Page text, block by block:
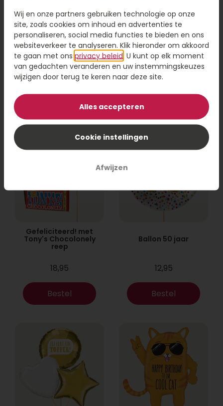
Ballon 40 jaar
12,95
Ballon Pensioen
12,95
Gefeliciteerd! met
Tony's Chocolonely
reep
18,95
Bestel
Ballon 50 jaar
12,95
Bestel
Wij en onze partners gebruiken technologie op onze
site, zoals cookies om inhoud en advertenties te
personaliseren, social media functies te bieden en ons
websiteverkeer te analyseren. Klik hieronder om akkoord
te gaan met ons privacy beleid . U kunt op elk moment
van gedachten veranderen en uw instemmingskeuzes
wijzigen door terug te keren naar deze site.
Alles accepteren
Cookie instellingen
Afwijzen